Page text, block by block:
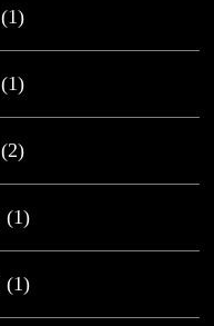
(1)
(1)
(2)
(1)
(1)